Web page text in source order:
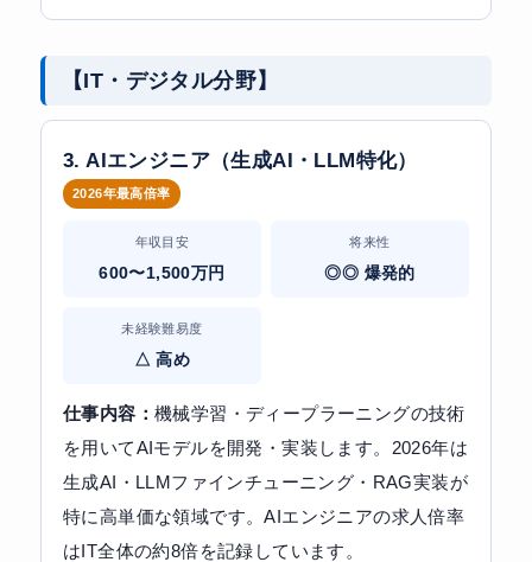
【IT・デジタル分野】
3. AIエンジニア（生成AI・LLM特化）
2026年最高倍率
年収目安
600〜1,500万円
将来性
◎◎ 爆発的
未経験難易度
△ 高め
仕事内容： 機械学習・ディープラーニングの技術
を用いてAIモデルを開発・実装します。2026年は
生成AI・LLMファインチューニング・RAG実装が
特に高単価な領域です。AIエンジニアの求人倍率
はIT全体の約8倍を記録しています。